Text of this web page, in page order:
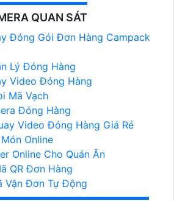
QUAN SÁT
Đóng Gói Đơn Hàng Campack
Lý Đóng Hàng
Video Đóng Hàng
Mã Vạch
Đóng Hàng
Video Đóng Hàng Giá Rẻ
Online
Online Cho Quán Ăn
QR Đơn Hàng
Vận Đơn Tự Động